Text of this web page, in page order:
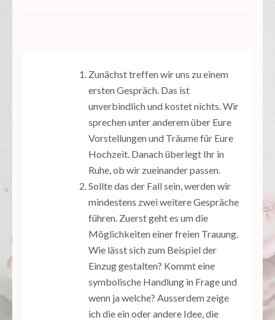
Zunächst treffen wir uns zu einem
ersten Gespräch. Das ist
unverbindlich und kostet nichts. Wir
sprechen unter anderem über Eure
Vorstellungen und Träume für Eure
Hochzeit. Danach überlegt Ihr in
Ruhe, ob wir zueinander passen.
Sollte das der Fall sein, werden wir
mindestens zwei weitere Gespräche
führen. Zuerst geht es um die
Möglichkeiten einer freien Trauung.
Wie lässt sich zum Beispiel der
Einzug gestalten? Kommt eine
symbolische Handlung in Frage und
wenn ja welche? Ausserdem zeige
ich die ein oder andere Idee, die